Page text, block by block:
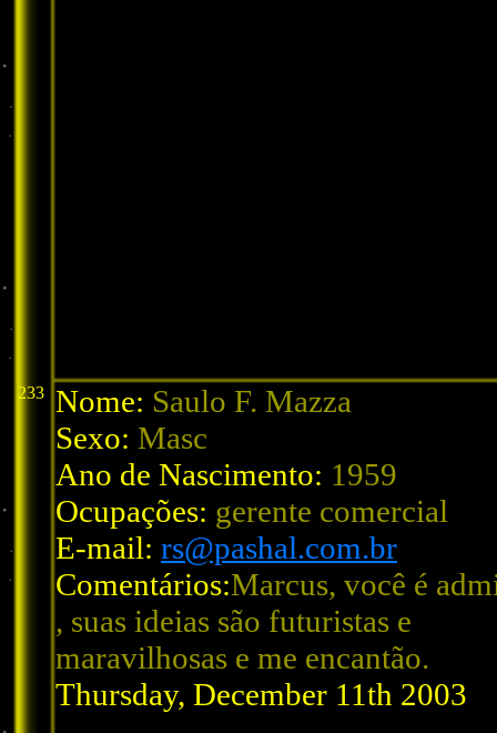
233 Nome: Saulo F. Mazza
Sexo: Masc
Ano de Nascimento: 1959
Ocupações: gerente comercial
E-mail: rs@pashal.com.br
Comentários:Marcus, você é
, suas ideias são futuristas e
maravilhosas e me encantão.
Thursday, December 11th 2003